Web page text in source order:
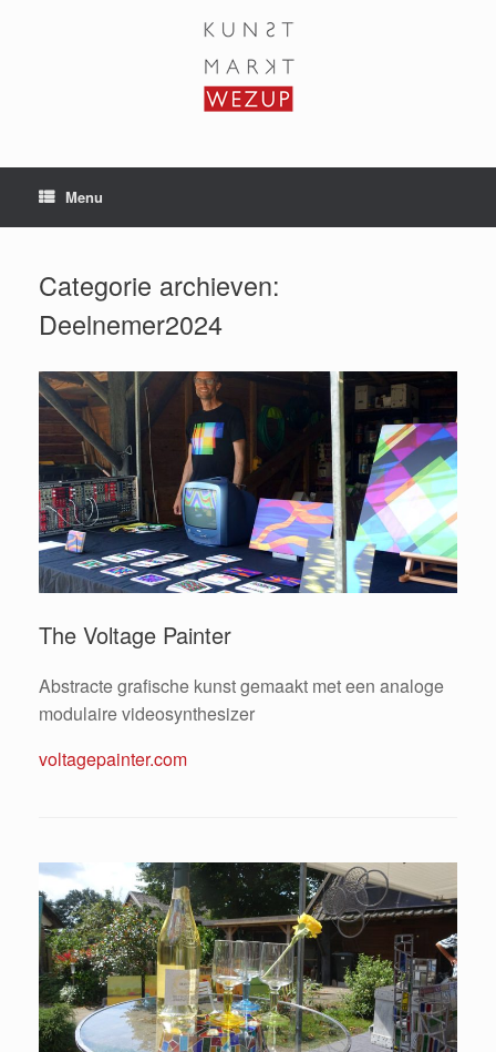
Menu
Categorie archieven:
Deelnemer2024
The Voltage Painter
Abstracte grafische kunst gemaakt met een analoge
modulaire videosynthesizer
voltagepainter.com